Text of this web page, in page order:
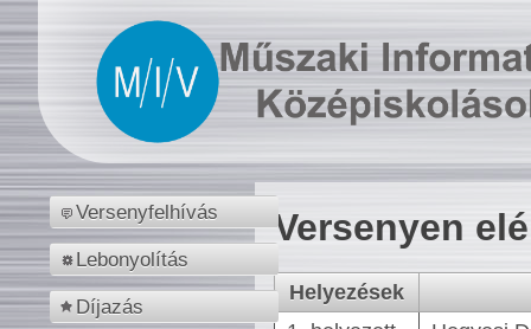
Versenyfelhívás
Lebonyolítás
Díjazás
Versenyen
Helyezések